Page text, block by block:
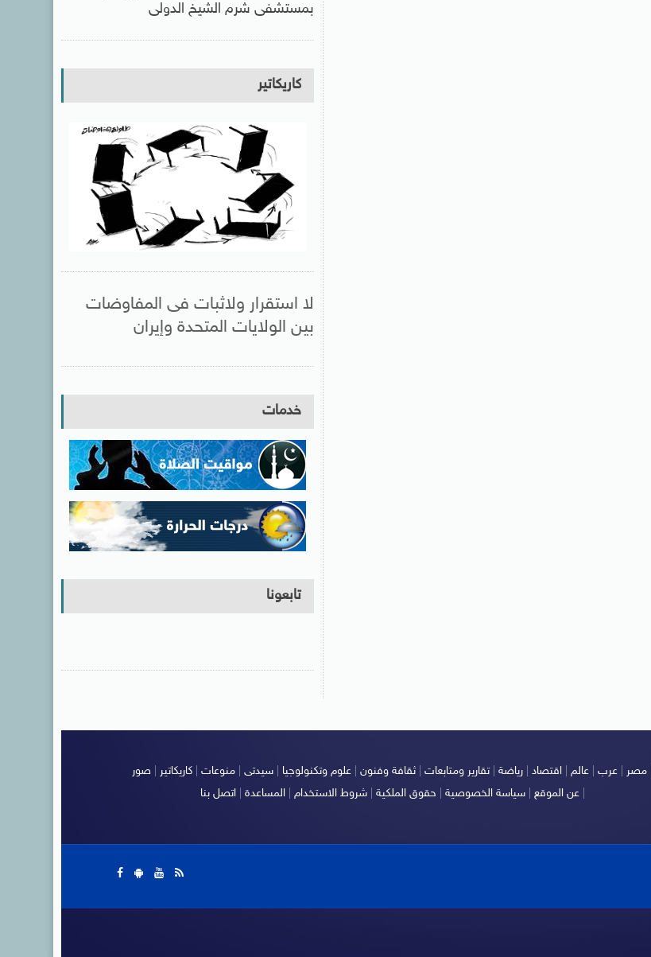
بمستشفى شرم الشيخ الدولى
كاريكاتير
لا استقرار ولاثبات فى المفاوضات
بين الولايات المتحدة وإيران
خدمات
تابعونا
مصر عرب عالم اقتصاد رياضة |تقارير ومتابعات |ثقافة وفنون علوم وتكنولوجيا سيدتى منوعات كاريكاتير صور
عن الموقع |سياسة الخصوصية حقوق الملكية |شروط الاستخدام |المساعدة |اتصل بنا |